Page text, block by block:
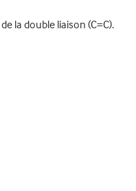
la double liaison (C=C).